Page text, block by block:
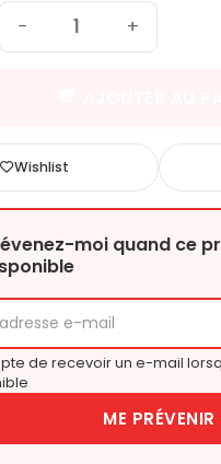
− +
Wishlist
moi quand ce
de recevoir un e-mail
ME PRÉVENIR